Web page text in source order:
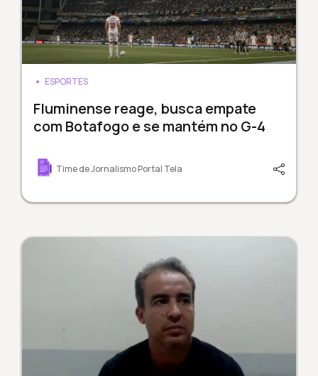
ESPORTES
Fluminense reage, busca empate
com Botafogo e se mantém no G-4
Time de Jornalismo Portal Tela